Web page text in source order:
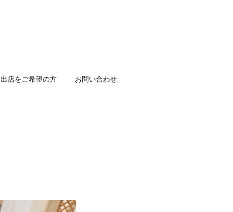
出店をご希望の方 お問い合わせ